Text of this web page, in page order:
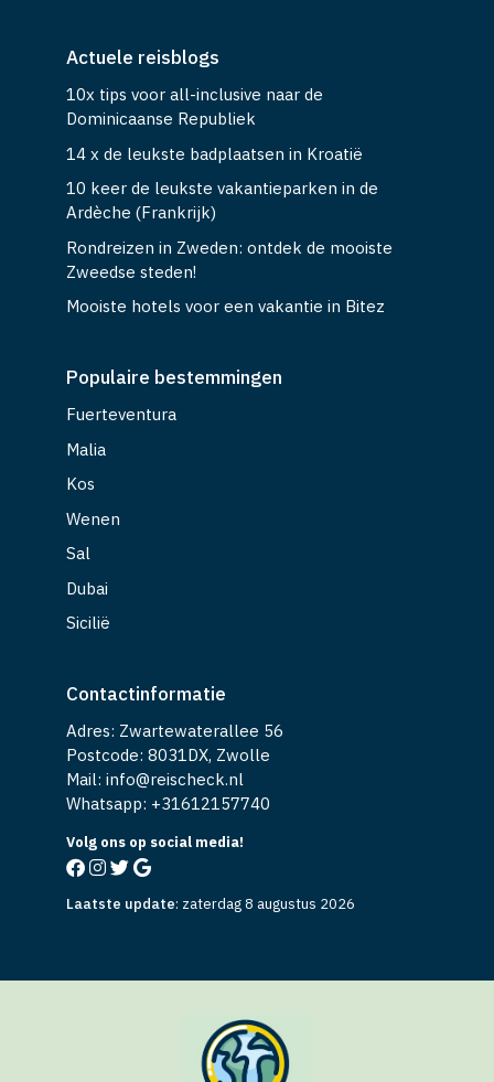
Actuele reisblogs
10x tips voor all-inclusive naar de
Dominicaanse Republiek
14 x de leukste badplaatsen in Kroatië
10 keer de leukste vakantieparken in de
Ardèche (Frankrijk)
Rondreizen in Zweden: ontdek de mooiste
Zweedse steden!
Mooiste hotels voor een vakantie in Bitez
Populaire bestemmingen
Fuerteventura
Malia
Kos
Wenen
Sal
Dubai
Sicilië
Contactinformatie
Adres: Zwartewaterallee 56
Postcode: 8031DX, Zwolle
Mail: info@reischeck.nl
Whatsapp: +31612157740
Volg ons op social media!
Laatste update: zaterdag 8 augustus 2026